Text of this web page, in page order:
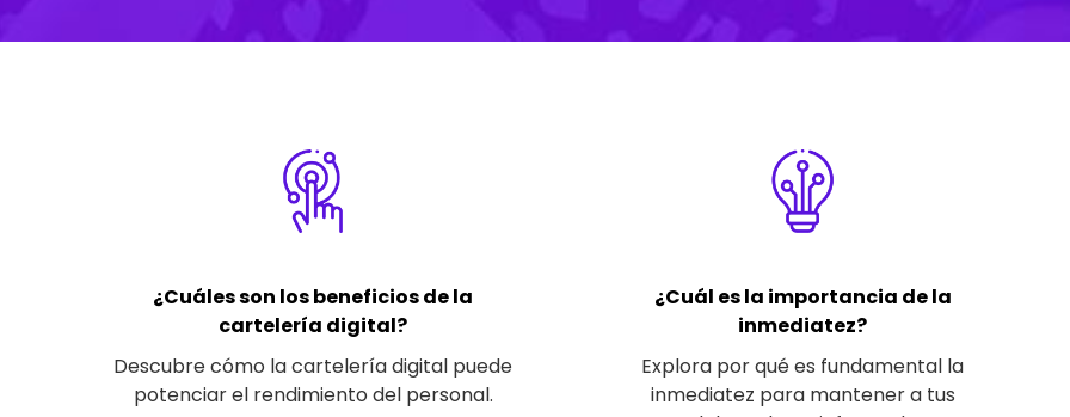
¿Cuáles son los beneficios de la
cartelería digital?
Descubre cómo la cartelería digital puede
potenciar el rendimiento del personal.
¿Cuál es la importancia de la
inmediatez?
Explora por qué es fundamental la
inmediatez para mantener a tus